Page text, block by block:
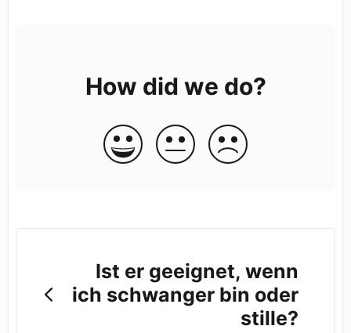
How did we do?
Ist er geeignet, wenn
ich schwanger bin oder
stille?